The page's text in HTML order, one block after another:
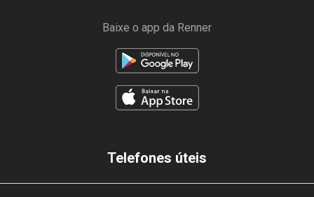
Baixe o app da Renner
Telefones úteis